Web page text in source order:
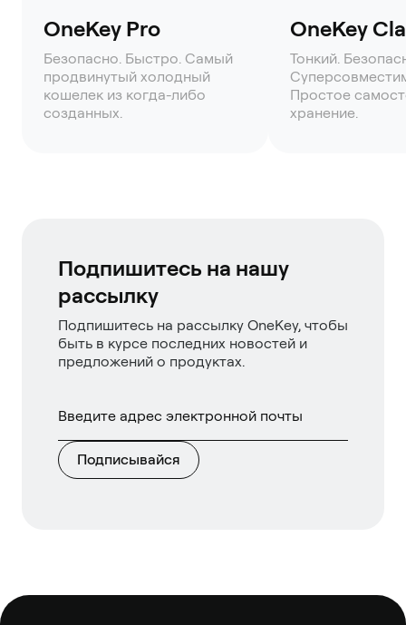
OneKey Pro
Безопасно. Быстро. Самый
продвинутый холодный
кошелек из когда-либо
созданных.
OneKey
Тонкий.
Простое
хранение.
Подпишитесь на нашу
рассылку
Подпишитесь на рассылку OneKey, чтобы
быть в курсе последних новостей и
предложений о продуктах.
Подписывайся
Нижний